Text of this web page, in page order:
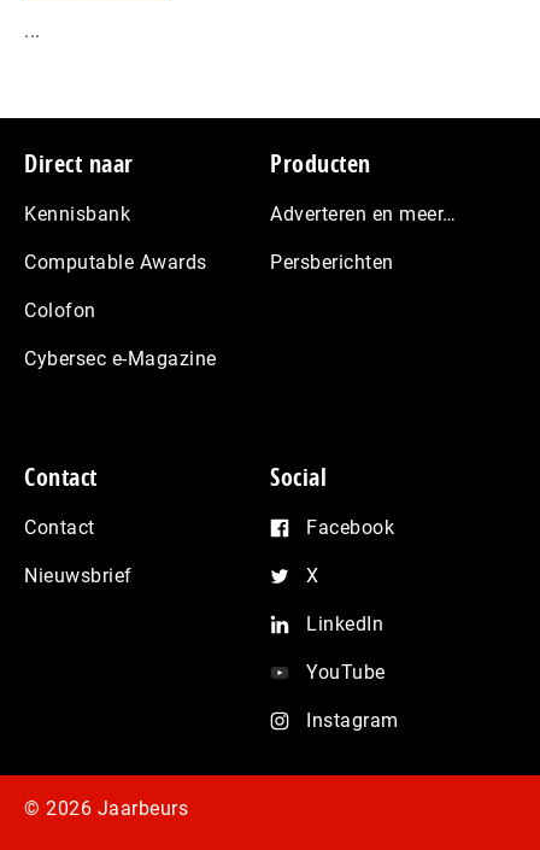
...
Footer
Direct naar
Kennisbank
Computable Awards
Colofon
Cybersec e-Magazine
Producten
Adverteren en meer…
Persberichten
Contact
Contact
Nieuwsbrief
Social
Facebook
X
LinkedIn
YouTube
Instagram
© 2026 Jaarbeurs